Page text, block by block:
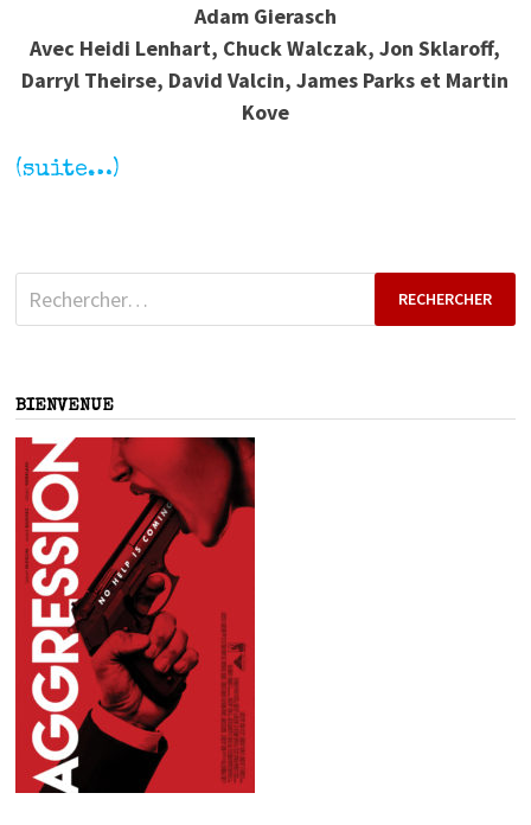
Adam Gierasch
Avec Heidi Lenhart, Chuck Walczak, Jon Sklaroff,
Darryl Theirse, David Valcin, James Parks et Martin
Kove
(suite…)
Rechercher :
BIENVENUE